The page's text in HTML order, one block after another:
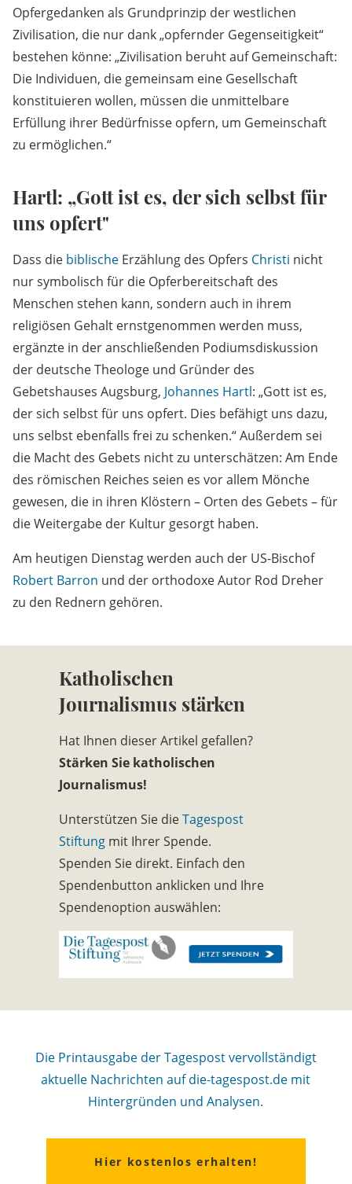
Opfergedanken als Grundprinzip der westlichen
Zivilisation, die nur dank „opfernder Gegenseitigkeit“
bestehen könne: „Zivilisation beruht auf Gemeinschaft:
Die Individuen, die gemeinsam eine Gesellschaft
konstituieren wollen, müssen die unmittelbare
Erfüllung ihrer Bedürfnisse opfern, um Gemeinschaft
zu ermöglichen.“
Hartl: „Gott ist es, der sich selbst für
uns opfert"
Dass die biblische Erzählung des Opfers Christi nicht
nur symbolisch für die Opferbereitschaft des
Menschen stehen kann, sondern auch in ihrem
religiösen Gehalt ernstgenommen werden muss,
ergänzte in der anschließenden Podiumsdiskussion
der deutsche Theologe und Gründer des
Gebetshauses Augsburg, Johannes Hartl: „Gott ist es,
der sich selbst für uns opfert. Dies befähigt uns dazu,
uns selbst ebenfalls frei zu schenken.“ Außerdem sei
die Macht des Gebets nicht zu unterschätzen: Am Ende
des römischen Reiches seien es vor allem Mönche
gewesen, die in ihren Klöstern – Orten des Gebets – für
die Weitergabe der Kultur gesorgt haben.
Am heutigen Dienstag werden auch der US-Bischof
Robert Barron und der orthodoxe Autor Rod Dreher
zu den Rednern gehören.
Katholischen
Journalismus stärken
Hat Ihnen dieser Artikel gefallen?
Stärken Sie katholischen
Journalismus!
Unterstützen Sie dieTagespost
Stiftung mit Ihrer Spende.
Spenden Sie direkt. Einfach den
Spendenbutton anklicken und Ihre
Spendenoption auswählen:
Die Printausgabe der Tagespost vervollständigt
aktuelle Nachrichten auf die-tagespost.de mit
Hintergründen und Analysen.
Hier kostenlos erhalten!